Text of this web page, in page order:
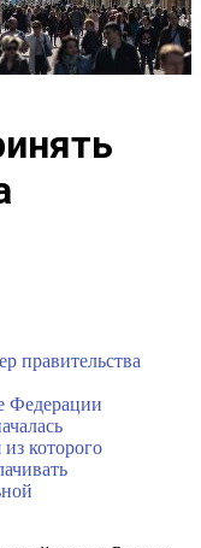
правительства
Федерации
из которого